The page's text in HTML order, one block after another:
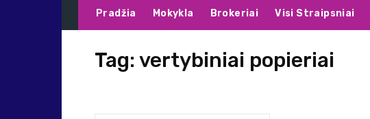
Pradžia Mokykla Brokeriai Visi Straipsniai
Tag: vertybiniai popieriai